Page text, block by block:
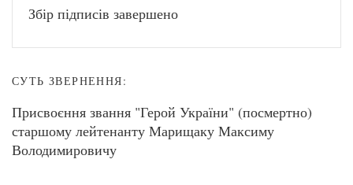
Збір підписів завершено
СУТЬ ЗВЕРНЕННЯ:
Присвоєння звання "Герой України" (посмертно)
старшому лейтенанту Марищаку Максиму
Володимировичу